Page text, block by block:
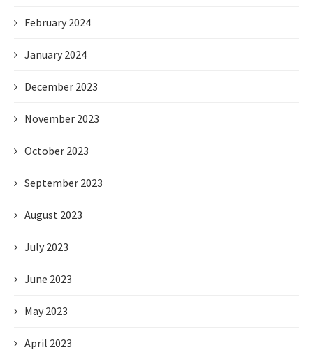
February 2024
January 2024
December 2023
November 2023
October 2023
September 2023
August 2023
July 2023
June 2023
May 2023
April 2023